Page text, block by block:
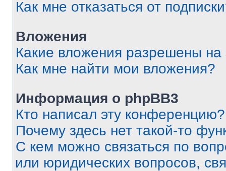
Как мне отказаться от
Вложения
Какие вложения разрешены
Как мне найти мои вложения?
Информация о phpBB3
Кто написал эту конференцию?
Почему здесь нет такой-то
С кем можно связаться по
или юридических вопросов,